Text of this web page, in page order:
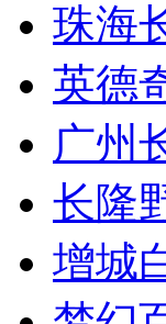
珠海
英德
广州
长隆
增城